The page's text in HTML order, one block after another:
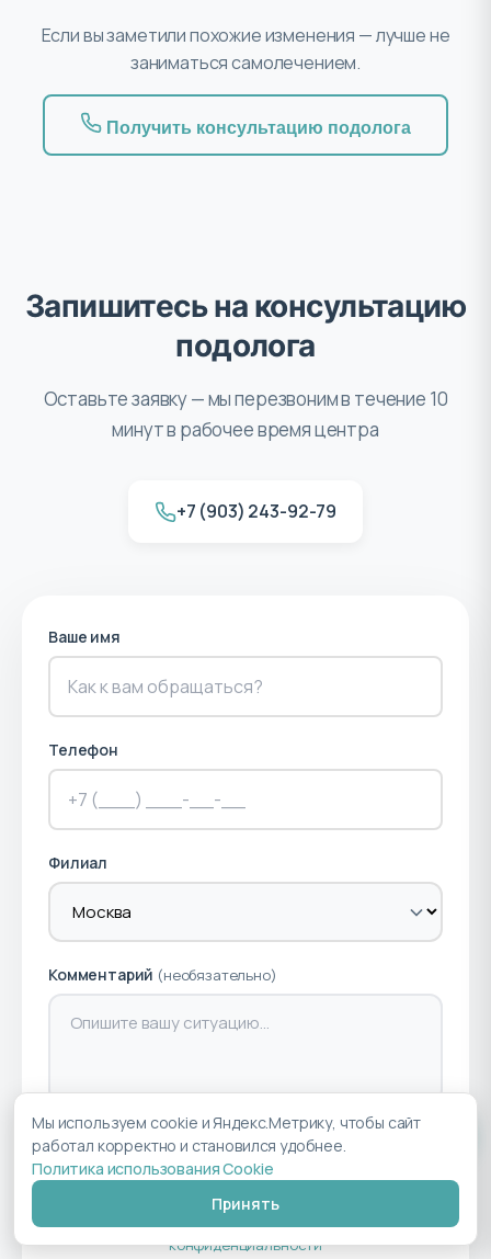
Если вы заметили похожие изменения — лучше не
заниматься самолечением.
Получить консультацию подолога
Запишитесь на консультацию
подолога
Оставьте заявку — мы перезвоним в течение 10
минут в рабочее время центра
+7 (903) 243-92-79
Ваше имя
Телефон
Филиал
Комментарий (необязательно)
Записаться на консультацию
Нажимая кнопку, вы соглашаетесь сполитикой
конфиденциальности
Мы используем cookie и Яндекс.Метрику, чтобы сайт
работал корректно и становился удобнее.
Политика использования Cookie
Принять